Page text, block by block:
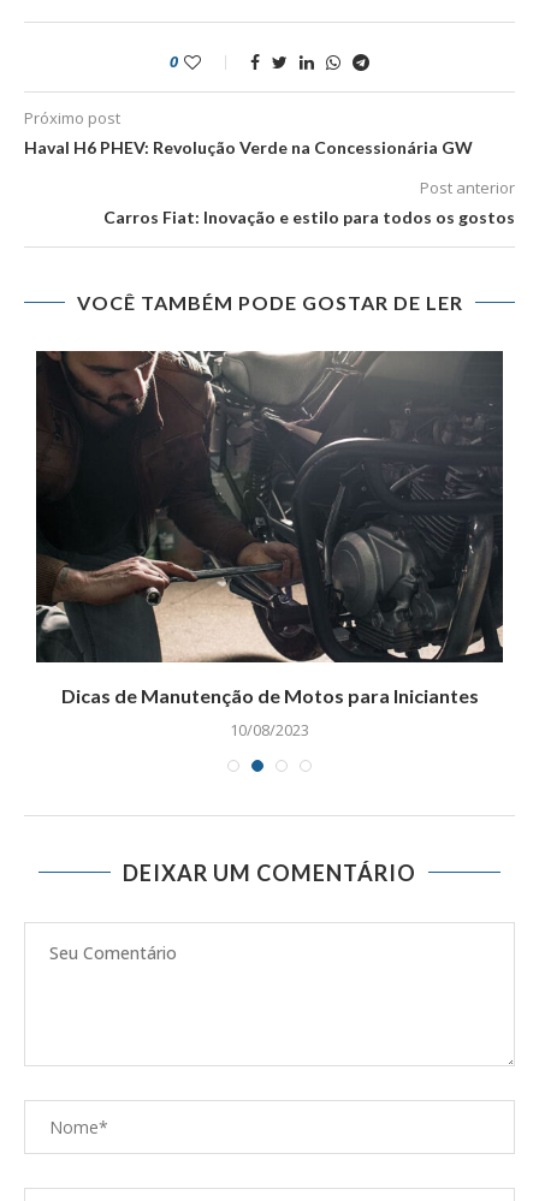
0
Próximo post
Haval H6 PHEV: Revolução Verde na Concessionária GW
Post anterior
Carros Fiat: Inovação e estilo para todos os gostos
VOCÊ TAMBÉM PODE GOSTAR DE LER
Dicas de Manutenção de Motos para Iniciantes
10/08/2023
DEIXAR UM COMENTÁRIO